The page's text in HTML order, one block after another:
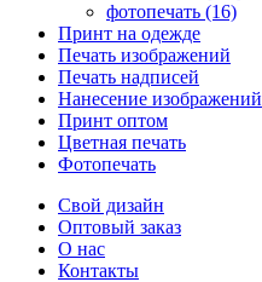
фотопечать (16)
Принт на одежде
Печать изображений
Печать надписей
Нанесение изображений
Принт оптом
Цветная печать
Фотопечать
Свой дизайн
Оптовый заказ
О нас
Контакты